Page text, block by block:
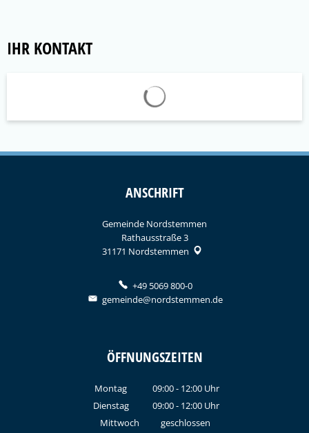
IHR KONTAKT
ANSCHRIFT
Gemeinde Nordstemmen
Rathausstraße 3
31171 Nordstemmen
+49 5069 800-0
gemeinde@nordstemmen.de
ÖFFNUNGSZEITEN
Montag 09:00- 12:00Uhr
Von 09:00 bis 12:00 Uhr
Dienstag 09:00- 12:00Uhr
Von 09:00 bis 12:00 Uhr
Mittwoch
geschlossen